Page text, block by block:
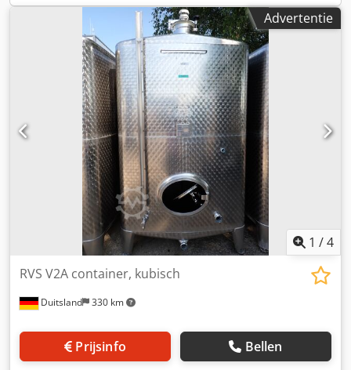
containervoeten ⦁ 1 afvoer 2'' zijdelings naar de mantel
geleid met kogelkraan ⦁ 1 ontluchting Ø33,7 x 3,6 mm,
buiten de isolatie aan de zijkant van de tank naar beneden
met kogelkraan ⦁ 1 aansluiting DN 125, buiten eindigend in
flens, binnen in het midden van de tank met 90° bocht ⦁ 1
aansluiting DN 125, eindigend in een flens aan de
buitenkant, omhoog geleid in de tank en eindigend in het
midden van de tank via 2x 90° bochten De isolatie van de
(nieuwe) container leveren wij op aanvraag in elke
gewenste dikte. Als u interesse heeft, neem dan contact
Advertentie
1 /4
Duitsland 330 km
RVS V2A container, kubisch
Prijsinfo Bellen